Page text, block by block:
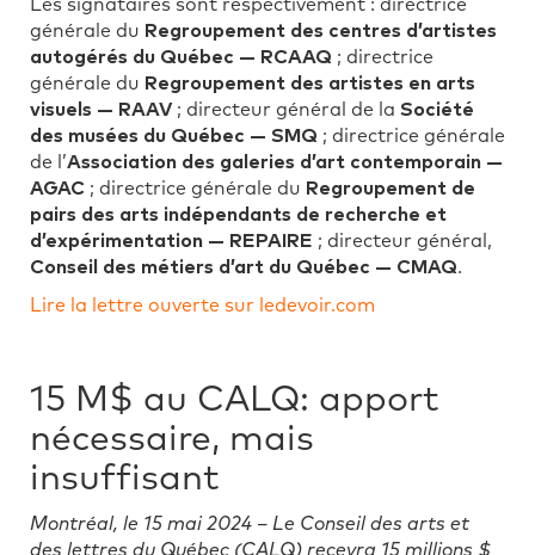
Les signataires sont respectivement : directrice
générale du Regroupement des centres d’artistes
autogérés du Québec — RCAAQ ; directrice
générale du Regroupement des artistes en arts
visuels — RAAV; directeur général de la Société
des musées du Québec — SMQ ; directrice générale
de l’Association des galeries d’art contemporain —
AGAC ; directrice générale du Regroupement de
pairs des arts indépendants de recherche et
d’expérimentation — REPAIRE ; directeur général,
Conseil des métiers d’art du Québec — CMAQ.
Lire la lettre ouverte sur ledevoir.com
15 M$ au CALQ: apport
nécessaire, mais
insuffisant
Montréal, le 15 mai 2024 – Le Conseil des arts et
des lettres du Québec (CALQ) recevra 15 millions $